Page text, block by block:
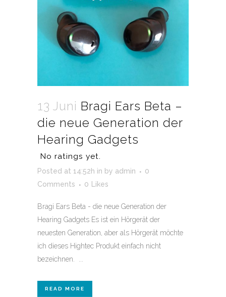
13 Juni Bragi Ears Beta –
die neue Generation der
Hearing Gadgets
No ratings yet.
Posted at 14:52h in by admin
0
Comments
0 Likes
Bragi Ears Beta - die neue Generation der
Hearing Gadgets Es ist ein Hörgerät der
neuesten Generation, aber als Hörgerät möchte
ich dieses Hightec Produkt einfach nicht
bezeichnen. ...
READ MORE